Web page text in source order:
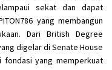
sekat dan dapat
yang membangun
Dari British Degree
digelar di Senate House
fondasi yang memperkuat